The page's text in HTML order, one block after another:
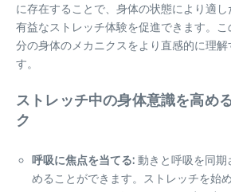
に存在することで、身体の状態により適
有益なストレッチ体験を促進できます。
分の身体のメカニクスをより直感的に理解
す。
ストレッチ中の身体意識を高め
ク
呼吸に焦点を当てる: 動きと呼吸を同期
めることができます。ストレッチを始